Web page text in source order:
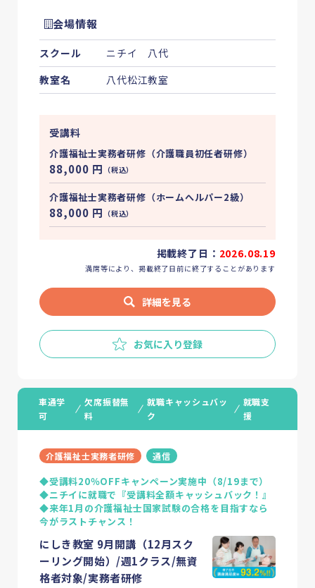
会場情報
スクール
ニチイ 八代
教室名
八代松江教室
受講料
介護福祉士実務者研修（介護職員初任者研修）
88,000 円 （税込）
介護福祉士実務者研修（ホームへルパー2級）
88,000 円 （税込）
掲載終了日： 2026.08.19
満席等により、掲載終了日前に終了することがあります
詳細を見る
お気に入り登録
車通学
可
欠席振替無
料
就職キャッシュバッ
ク
就職支
援
介護福祉士実務者研修 通信
◆受講料20％OFFキャンペーン実施中（8/19まで）
◆ニチイに就職で『受講料全額キャッシュバック！』
◆来年1月の介護福祉士国家試験の合格を目指すなら
今がラストチャンス！
にしき教室 9月開講（12月スク
ーリング開始）/週1クラス/無資
格者対象/実務者研修